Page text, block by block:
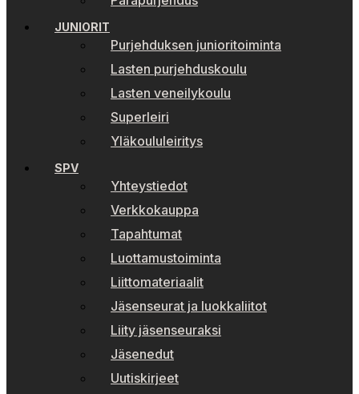
JUNIORIT
Purjehduksen junioritoiminta
Lasten purjehduskoulu
Lasten veneilykoulu
Superleiri
Yläkoululeiritys
SPV
Yhteystiedot
Verkkokauppa
Tapahtumat
Luottamustoiminta
Liittomateriaalit
Jäsenseurat ja luokkaliitot
Liity jäsenseuraksi
Jäsenedut
Uutiskirjeet